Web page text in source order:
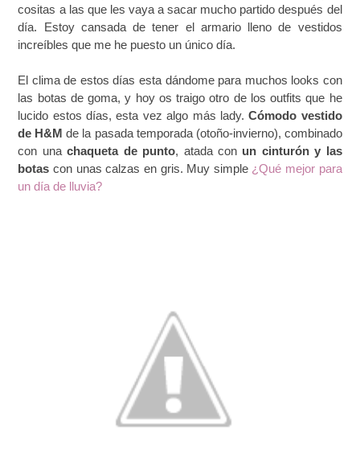
cositas a las que les vaya a sacar mucho partido después del
día. Estoy cansada de tener el armario lleno de vestidos
increíbles que me he puesto un único día.
El clima de estos días esta dándome para muchos looks con
las botas de goma, y hoy os traigo otro de los outfits que he
lucido estos días, esta vez algo más lady.Cómodo vestido
de H&M de la pasada temporada (otoño-invierno), combinado
con unachaqueta de punto, atada con un cinturón y las
botascon unas calzas en gris. Muy simple¿Qué mejor para
un día de lluvia?